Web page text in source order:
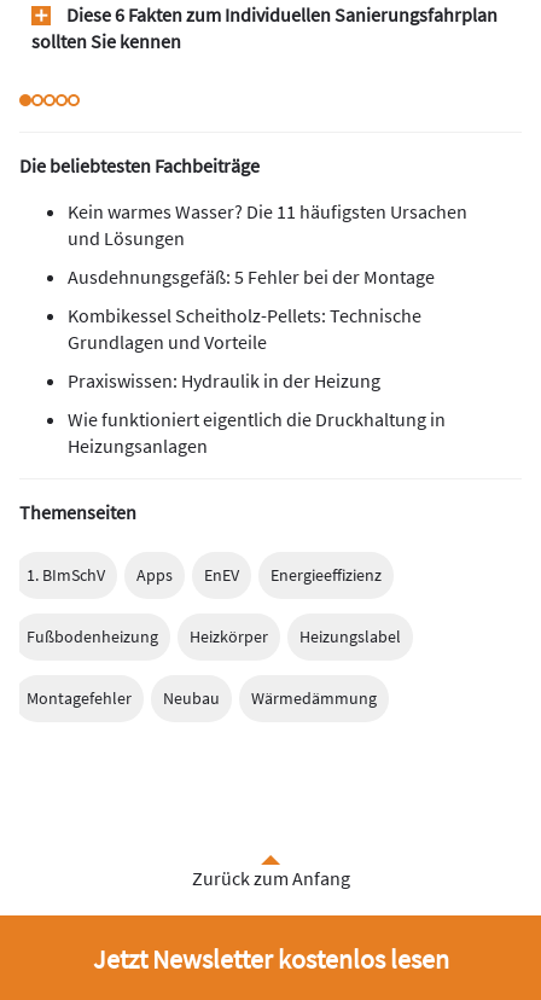
Diese 6 Fakten zum Individuellen Sanierungsfahrplan
sollten Sie kennen
Die beliebtesten Fachbeiträge
Kein warmes Wasser? Die 11 häufigsten Ursachen
und Lösungen
Ausdehnungsgefäß: 5 Fehler bei der Montage
Kombikessel Scheitholz-Pellets: Technische
Grundlagen und Vorteile
Praxiswissen: Hydraulik in der Heizung
Wie funktioniert eigentlich die Druckhaltung in
Heizungsanlagen
Themenseiten
1. BImSchV Apps EnEV Energieeffizienz
Fußbodenheizung Heizkörper Heizungslabel
Montagefehler Neubau Wärmedämmung
Zurück zum Anfang
Jetzt Newsletter kostenlos lesen